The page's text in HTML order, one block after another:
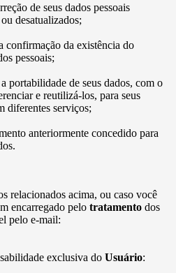
de seus dados pessoais
desatualizados;
confirmação da existência do
pessoais;
portabilidade de seus dados, com o
e reutilizá-los, para seus
diferentes serviços;
anteriormente concedido para
relacionados acima, ou caso você
encarregado pelo tratamento dos
pelo e-mail:
exclusiva do Usuário: